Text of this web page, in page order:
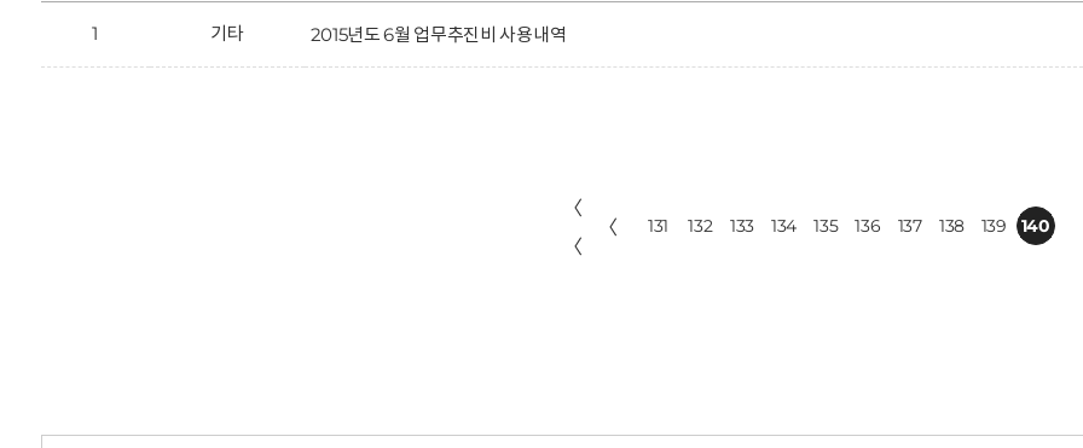
1 기타 2015년도 6월 업무추진비 사용내역
〈
〈
〈 131 132 133 134 135 136 137 138 139 140